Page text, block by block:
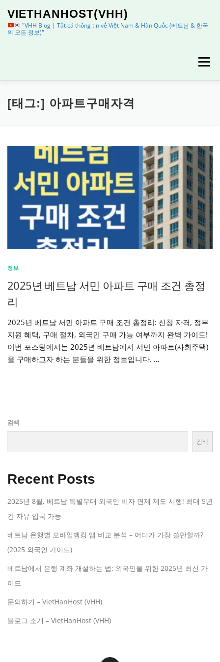
VIETHANHOST(VHH)
"VHH Blog | Tất cả thông tin về Việt Nam & Hàn Quốc (베트남 & 한국
의 모든 정보)"
메뉴
HOME 정보 이용안내
[태그:] 아파트구매자격
정보
2025년 베트남 서민 아파트 구매 조건 총정
리
2025년 베트남 서민 아파트 구매 조건 총정리: 신청 자격, 정부
지원 혜택, 구매 절차, 외국인 구매 가능 여부까지 완벽 가이드!
이번 포스팅에서는 2025년 베트남에서 서민 아파트(사회주택)
을 구매하고자 하는 분들을 위한 정보입니다. …
검색
검색
Recent Posts
2025년 8월, 베트남 특별우대 외국인 비자 면제 제도 시행! 최대 5년
간 자유 입국 가능
베트남 은행별 모바일뱅킹 앱 비교 분석 – 어디가 가장 쓸만할까?
(2025 외국인 가이드)
베트남에서 은행 계좌 개설하는 법: 외국인을 위한 2025년 최신 가
이드
문의하기 – VietHanHost (VHH)
블로그 소개 – VietHanHost (VHH)